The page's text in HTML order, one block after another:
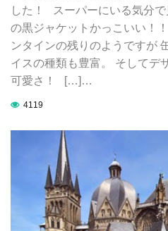
した！ スーパーにいる気分で
の黒ジャケットかっこいい！
ンタインの残りのようですが
イスの種類も豊富。 そしてデ
可愛さ！ […]…
4119